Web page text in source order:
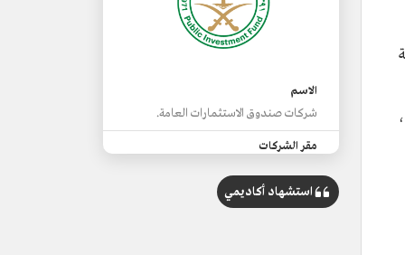
في عام 1391هـ/1971م،
الاسم
شركات صندوق الاستثمارات العامة.
مقر الشركات
عدد الشركات
استشهاد أكاديمي